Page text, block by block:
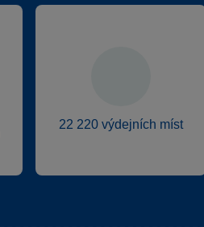
22 220 výdejních míst